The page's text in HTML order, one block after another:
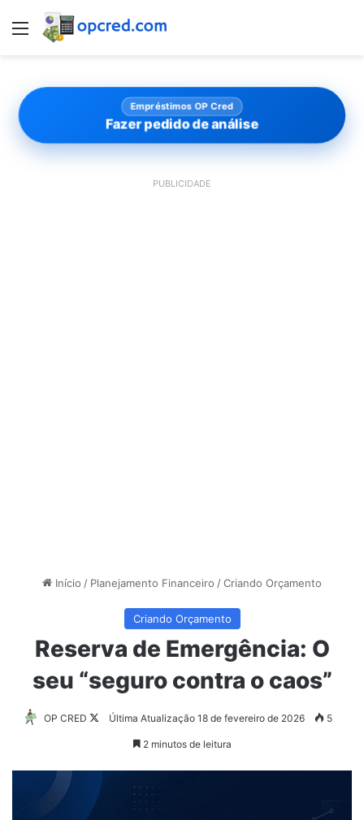
Menu
Empréstimos OP Cred
Fazer pedido de análise
PUBLICIDADE
Início / Planejamento Financeiro /Criando Orçamento
Criando Orçamento
Reserva de Emergência: O
seu “seguro contra o caos”
OP CRED
Follow
Última Atualização 18 de fevereiro de 2026 5
2 minutos de leitura